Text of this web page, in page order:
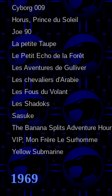
Cyborg 009
Horus, Prince du Soleil
Joe 90
La petite Taupe
Le Petit Echo de la Forêt
Les Aventures de Gulliver
Les chevaliers d'Arabie
Les Fous du Volant
Les Shadoks
Sasuke
The Banana Splits Adventure Hour
VIP, Mon Frère Le Surhomme
Yellow Submarine
1969